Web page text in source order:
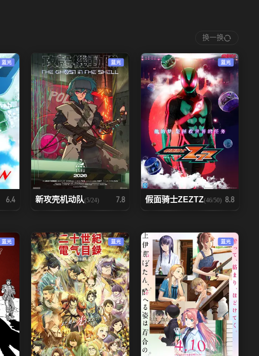
换一换
蓝光
6.4
蓝光
新攻壳机动队(5/24) 7.8
蓝光
假面骑士ZEZTZ(46/50) 8.8
蓝光 蓝光 蓝光